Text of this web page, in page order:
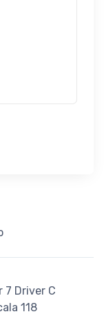
7 Driver C
118